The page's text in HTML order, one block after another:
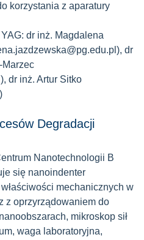
korzystania z aparatury
dr inż. Magdalena
dr
Marzec
dr inż. Artur Sitko
Degradacji
Nanotechnologii B
się nanoindenter
mechanicznych w
z oprzyrządowaniem do
mikroskop sił
waga laboratoryjna,